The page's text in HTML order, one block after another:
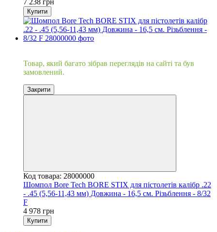
Купити
Товар, який багато зібрав переглядів на сайті та був
замовлений.
Закрити
Код товара: 28000000
Шомпол Bore Tech BORE STIX для пістолетів калібр .22
- .45 (5,56-11,43 мм) Довжина - 16,5 см. Різьблення - 8/32
F
4 978 грн
Купити